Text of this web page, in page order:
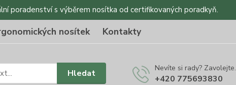
poradenství s výběrem nosítka od certifikovaných poradkyň.
nosítek Kontakty
Hledat Nevíte si rady? Zavolejte.
+420 775693830